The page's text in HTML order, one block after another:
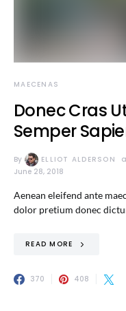
MAECENAS
Donec Cras
Semper
By ELLIOT ALDERSON
June 28, 2018
Aenean eleifend ante
dolor pretium donec
READ MORE
370 408